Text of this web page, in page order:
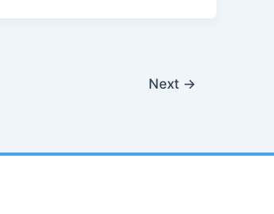
Next →